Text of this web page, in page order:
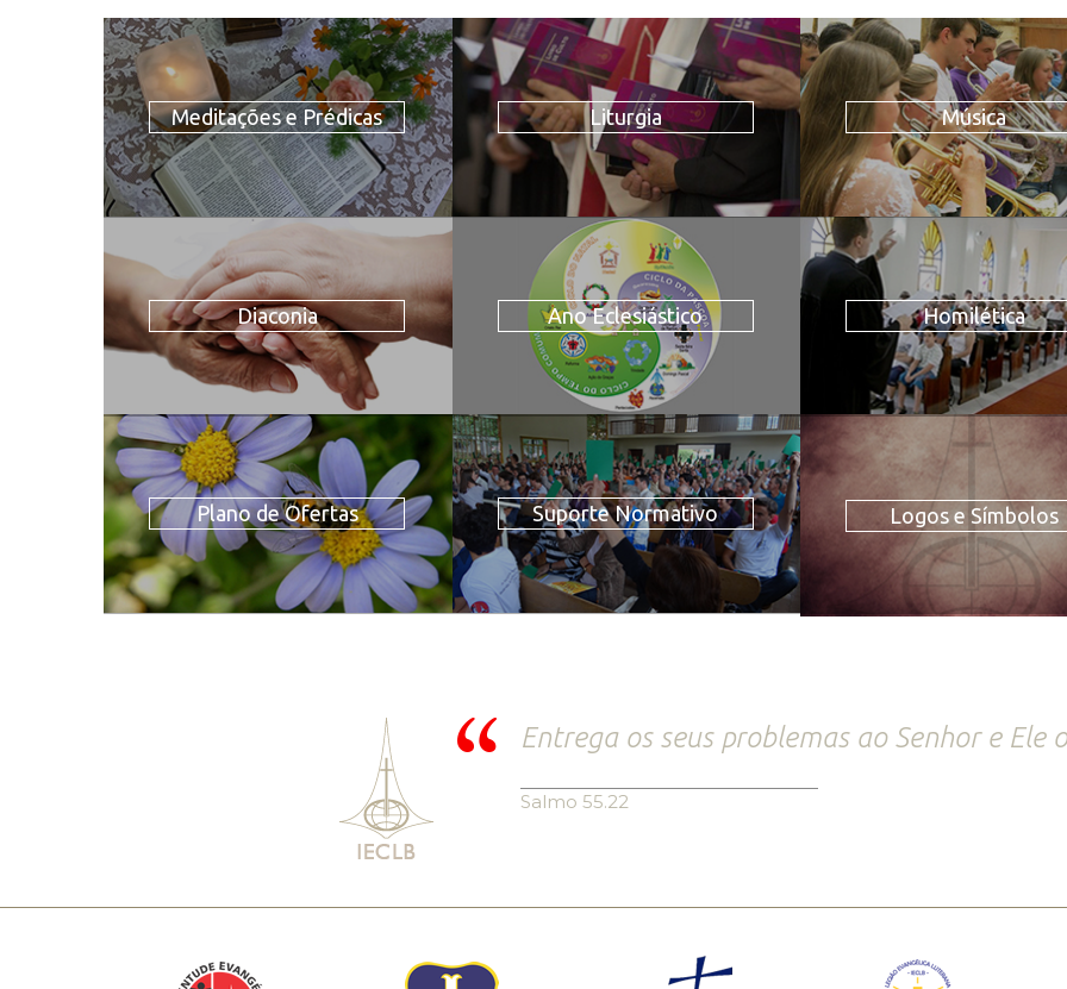
Meditações e Prédicas Liturgia Música
Diaconia Ano Eclesiástico Homilética
Plano de Ofertas Suporte Normativo Logos e Símbolos
Entrega os seus problemas ao Senhor e Ele
Salmo 55.22